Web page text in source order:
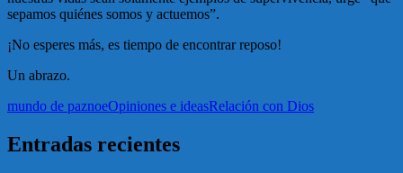
sepamos quiénes somos y actuemos”.
¡No esperes más, es tiempo de encontrar reposo!
Un abrazo.
mundo de paznoeOpiniones e ideasRelación con Dios
Entradas recientes